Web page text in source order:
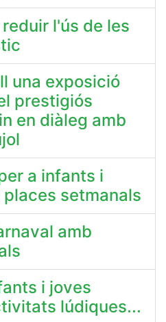
l'ús de les
una exposició
prestigiós
en diàleg amb
a infants i
setmanals
amb
i joves
lúdiques...